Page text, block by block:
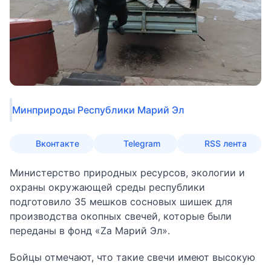
Минприроды Республики Марий Эл
Вконтакте Telegram RSS лента
Министерство природных ресурсов, экологии и
охраны окружающей среды республики
подготовило 35 мешков сосновых шишек для
производства окопных свечей, которые были
переданы в фонд «Za Марий Эл».
Бойцы отмечают, что такие свечи имеют высокую